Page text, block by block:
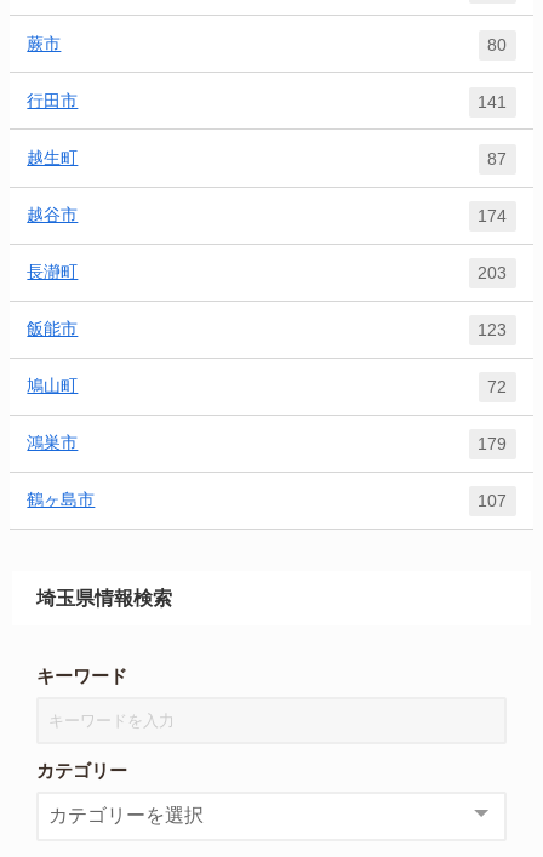
蕨市 80
行田市 141
越生町 87
越谷市 174
長瀞町 203
飯能市 123
鳩山町 72
鴻巣市 179
鶴ヶ島市 107
埼玉県情報検索
キーワード
カテゴリー